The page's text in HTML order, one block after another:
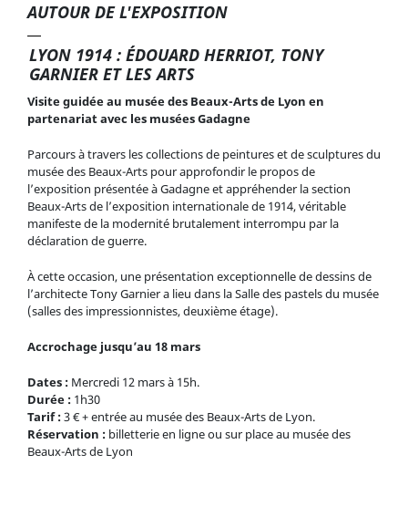
AUTOUR DE L'EXPOSITION
LYON 1914 : ÉDOUARD HERRIOT, TONY
GARNIER ET LES ARTS
Visite guidée au musée des Beaux-Arts de Lyon en
partenariat avec les musées Gadagne
Parcours à travers les collections de peintures et de sculptures du
musée des Beaux-Arts pour approfondir le propos de
l’exposition présentée à Gadagne et appréhender la section
Beaux-Arts de l’exposition internationale de 1914, véritable
manifeste de la modernité brutalement interrompu par la
déclaration de guerre.
À cette occasion, une présentation exceptionnelle de dessins de
l’architecte Tony Garnier a lieu dans la Salle des pastels du musée
(salles des impressionnistes, deuxième étage).
Accrochage jusqu’au 18 mars
Dates : Mercredi 12 mars à 15h.
Durée : 1h30
Tarif :3 € + entrée au musée des Beaux-Arts de Lyon.
Réservation : billetterie en ligne ou sur place au musée des
Beaux-Arts de Lyon